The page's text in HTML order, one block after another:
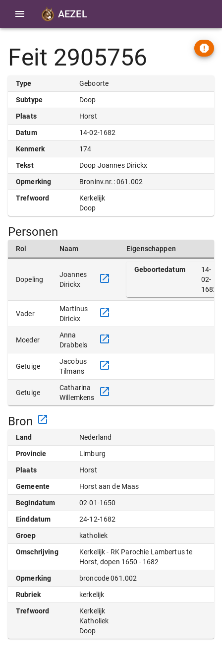
AEZEL
Feit 2905756
Type Geboorte
Subtype Doop
Plaats Horst
Datum 14-02-1682
Kenmerk 174
Tekst Doop Joannes Dirickx
Opmerking Broninv.nr.: 061.002
Trefwoord
Kerkelijk
Doop
Personen
Rol Naam Eigenschappen
Dopeling
Joannes
Dirickx
Geboortedatum
14-
02-
1682
Vader
Martinus
Dirickx
Moeder
Anna
Drabbels
Getuige
Jacobus
Tilmans
Getuige
Catharina
Willemkens
Bron
Land Nederland
Provincie Limburg
Plaats Horst
Gemeente Horst aan de Maas
Begindatum 02-01-1650
Einddatum 24-12-1682
Groep katholiek
Omschrijving
Kerkelijk - RK Parochie Lambertus te
Horst, dopen 1650 - 1682
Opmerking broncode 061.002
Rubriek kerkelijk
Trefwoord
Kerkelijk
Katholiek
Doop